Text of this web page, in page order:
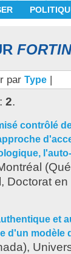
par Type |
2.
contrôlé
Doctorat
et
d'un modèle